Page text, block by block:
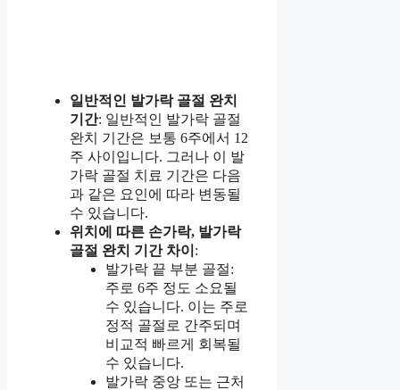
일반적인 발가락 골절 완치
기간: 일반적인 발가락 골절
완치 기간은 보통 6주에서 12
주 사이입니다. 그러나 이 발
가락 골절 치료 기간은 다음
과 같은 요인에 따라 변동될
수 있습니다.
위치에 따른 손가락, 발가락
골절 완치 기간 차이 :
발가락 끝 부분 골절:
주로 6주 정도 소요될
수 있습니다. 이는 주로
정적 골절로 간주되며
비교적 빠르게 회복될
수 있습니다.
발가락 중앙 또는 근처